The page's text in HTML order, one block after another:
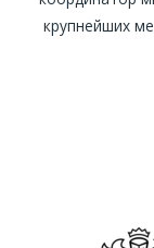
крупнейших